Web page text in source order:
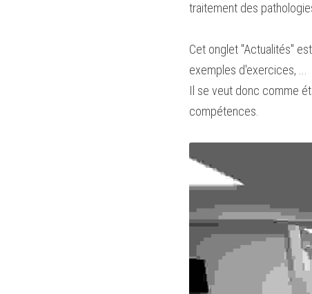
traitement des
Cet onglet "Actualités"
exemples d'exercices, ...
Il se veut donc comme
compétences.